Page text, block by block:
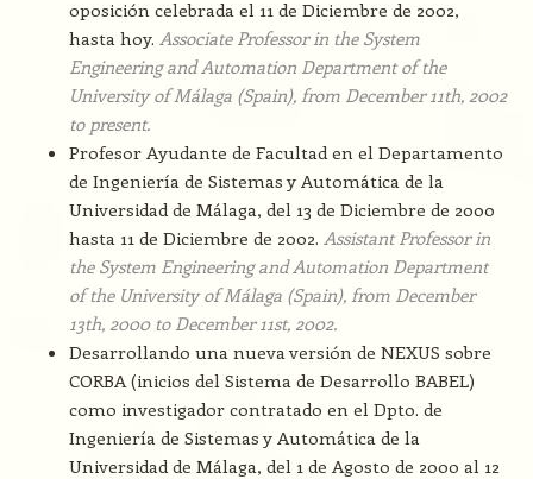
oposición celebrada el 11 de Diciembre de 2002,
hasta hoy. Associate Professor in the System
Engineering and Automation Department of the
University of Málaga (Spain), from December 11th, 2002
to present.
Profesor Ayudante de Facultad en el Departamento
de Ingeniería de Sistemas y Automática de la
Universidad de Málaga, del 13 de Diciembre de 2000
hasta 11 de Diciembre de 2002. Assistant Professor in
the System Engineering and Automation Department
of the University of Málaga (Spain), from December
13th, 2000 to December 11st, 2002.
Desarrollando una nueva versión de NEXUS sobre
CORBA (inicios del Sistema de Desarrollo BABEL)
como investigador contratado en el Dpto. de
Ingeniería de Sistemas y Automática de la
Universidad de Málaga, del 1 de Agosto de 2000 al 12